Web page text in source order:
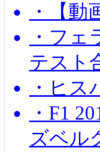
・【動
・フ
テスト
・ヒ
・F1
ズベル